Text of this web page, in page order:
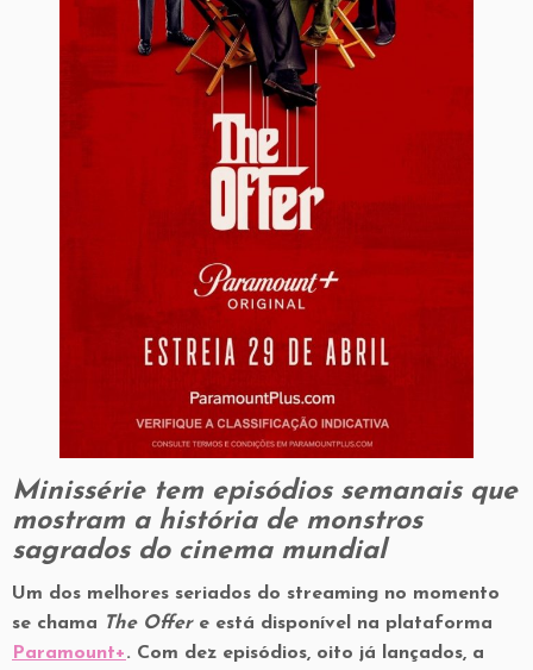
Minissérie tem episódios semanais que
mostram a história de monstros
sagrados do cinema mundial
Um dos melhores seriados do streaming no momento
se chama The Offere está disponível na plataforma
Paramount+. Com dez episódios, oito já lançados, a